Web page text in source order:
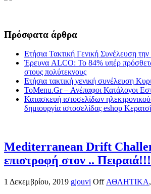
Πρόσφατα άρθρα
Ετήσια Τακτική Γενική Συνέλευση
Έρευνα ALCO: Το 84% υπέρ
στους πολύτεκνους
Ετήσια τακτική γενική συνέλευση
ToMenu.Gr – Ανέπαφοι Κατάλογοι
Κατασκευή ιστοσελίδων
δημιουργία ιστοσελίδας eshop
Mediterranean Drift
επιστροφή στον ..
1 Δεκεμβρίου, 2019 gjouvi Off ΑΘΛΗΤΙΚΑ,